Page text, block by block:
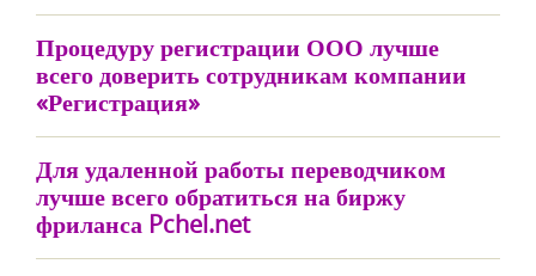
Процедуру регистрации ООО лучше
всего доверить сотрудникам компании
«Регистрация»
Для удаленной работы переводчиком
лучше всего обратиться на биржу
фриланса Pchel.net